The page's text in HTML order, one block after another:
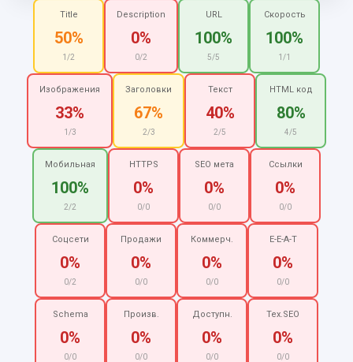
Title
50%
1/2
Description
0%
0/2
URL
100%
5/5
Скорость
100%
1/1
Изображения
33%
1/3
Заголовки
67%
2/3
Текст
40%
2/5
HTML код
80%
4/5
Мобильная
100%
2/2
HTTPS
0%
0/0
SEO мета
0%
0/0
Ссылки
0%
0/0
Соцсети
0%
0/2
Продажи
0%
0/0
Коммерч.
0%
0/0
E-E-A-T
0%
0/0
Schema
0%
0/0
Произв.
0%
0/0
Доступн.
0%
0/0
Тех.SEO
0%
0/0